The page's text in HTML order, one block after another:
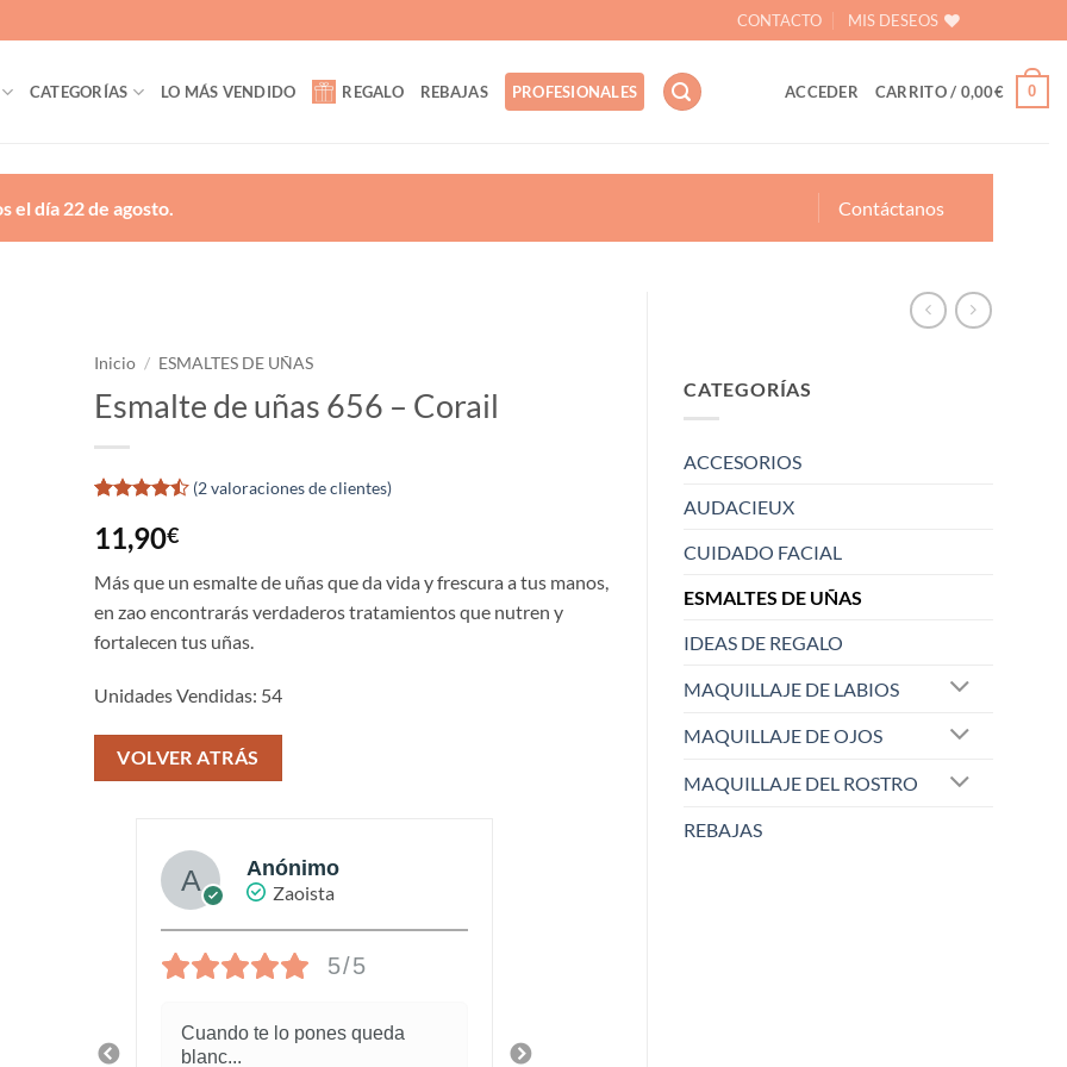
CONTACTO MIS DESEOS
CATEGORÍAS LO MÁS VENDIDO REGALO REBAJAS PROFESIONALES ACCEDER CARRITO / 0,00€ 0
Contáctanos
el día 22 de agosto.
CATEGORÍAS
ACCESORIOS
AUDACIEUX
CUIDADO FACIAL
ESMALTES DE UÑAS
IDEAS DE REGALO
MAQUILLAJE DE LABIOS
MAQUILLAJE DE OJOS
MAQUILLAJE DEL ROSTRO
REBAJAS
Inicio / ESMALTES DE UÑAS
Esmalte de uñas 656 – Corail
con
4.5
de 5 en
base a
valoraciones
de clientes
(2valoraciones de clientes)
11,90€
Más que un esmalte de uñas que da vida y frescura a tus manos,
en zao encontrarás verdaderos tratamientos que nutren y
fortalecen tus uñas.
Unidades Vendidas: 54
VOLVER ATRÁS
Anónimo
Zaoista
5/5
Cuando te lo pones queda
blanc...